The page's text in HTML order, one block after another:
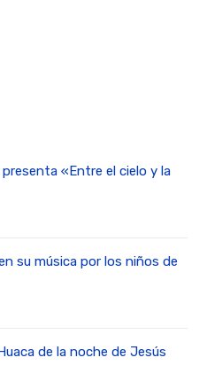
«Entre el cielo y la
su música por los niños de
de la noche de Jesús